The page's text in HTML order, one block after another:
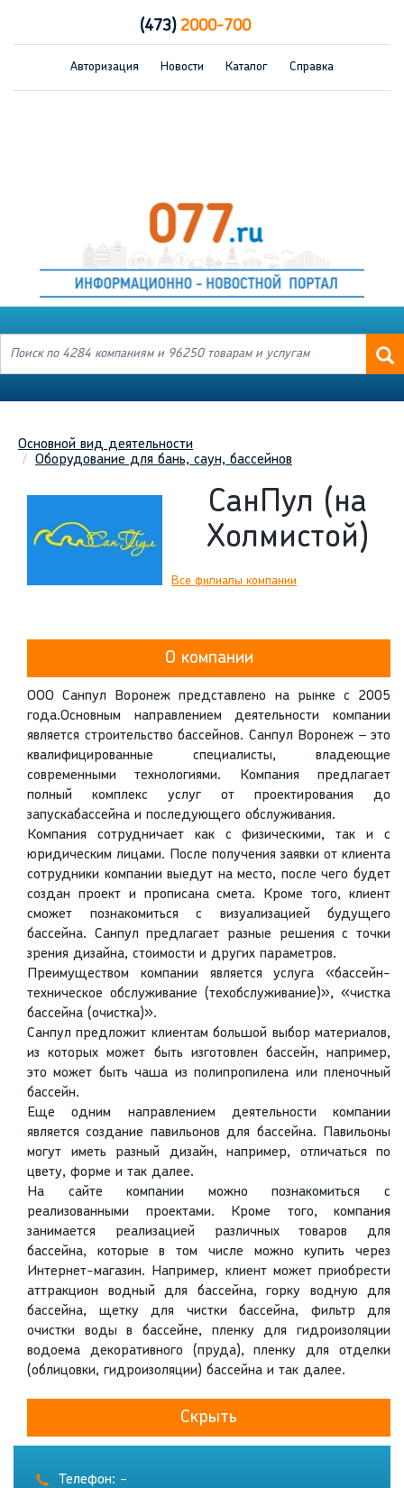
(473)2000-700
Авторизация Новости Каталог Справка
Основной вид деятельности
Оборудование для бань, саун, бассейнов
СанПул (на
Холмистой)
Все филиалы компании
О компании
ООО Санпул Воронеж представлено на рынке с 2005
года.Основным направлением деятельности компании
является строительство бассейнов. Санпул Воронеж – это
квалифицированные специалисты, владеющие
современными технологиями. Компания предлагает
полный комплекс услуг от проектирования до
запускабассейна и последующего обслуживания.
Компания сотрудничает как с физическими, так и с
юридическим лицами. После получения заявки от клиента
сотрудники компании выедут на место, после чего будет
создан проект и прописана смета. Кроме того, клиент
сможет познакомиться с визуализацией будущего
бассейна. Санпул предлагает разные решения с точки
зрения дизайна, стоимости и других параметров.
Преимуществом компании является услуга «бассейн-
техническое обслуживание (техобслуживание)», «чистка
бассейна (очистка)».
Санпул предложит клиентам большой выбор материалов,
из которых может быть изготовлен бассейн, например,
это может быть чаша из полипропилена или пленочный
бассейн.
Еще одним направлением деятельности компании
является создание павильонов для бассейна. Павильоны
могут иметь разный дизайн, например, отличаться по
цвету, форме и так далее.
На сайте компании можно познакомиться с
реализованными проектами. Кроме того, компания
занимается реализацией различных товаров для
бассейна, которые в том числе можно купить через
Интернет-магазин. Например, клиент может приобрести
аттракцион водный для бассейна, горку водную для
бассейна, щетку для чистки бассейна, фильтр для
очистки воды в бассейне, пленку для гидроизоляции
водоема декоративного (пруда), пленку для отделки
(облицовки, гидроизоляции) бассейна и так далее.
Скрыть
Телефон: -